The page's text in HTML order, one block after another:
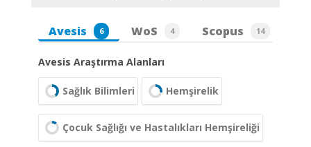
Avesis 6 WoS 4 Scopus 14
Avesis Araştırma Alanları
Sağlık Bilimleri Hemşirelik
Çocuk Sağlığı ve Hastalıkları Hemşireliği